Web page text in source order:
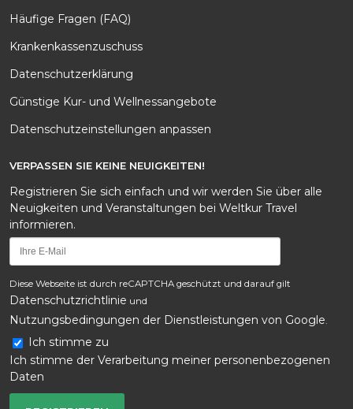
Häufige Fragen (FAQ)
Krankenkassenzuschuss
Datenschutzerklärung
Günstige Kur- und Wellnessangebote
Datenschutzeinstellungen anpassen
VERPASSEN SIE KEINE NEUIGKEITEN!
Registrieren Sie sich einfach und wir werden Sie über alle
Neuigkeiten und Veranstaltungen bei Weltkur Travel
informieren.
Diese Webseite ist durch reCAPTCHA geschützt und darauf gilt
Datenschutzrichtlinie und
Nutzungsbedingungen der Dienstleistungen von Google.
Ich stimme zu
Ich stimme der Verarbeitung meiner personenbezogenen
Daten